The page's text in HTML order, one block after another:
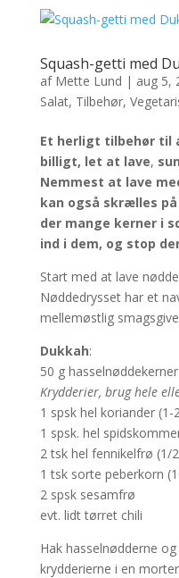
Squash-getti med
af Mette Lund | aug 5,
Salat, Tilbehør,
Et herligt tilbehør til
billigt, let at lave,
Nemmest at lave
kan også skrælles
der mange kerner i
ind i dem, og stop
Start med at lave
Nøddedrysset har et
mellemøstlig
Dukkah:
50 g
Krydderier, brug hele
1 spsk hel koriander
1 spsk. hel
2 tsk hel fennikelfrø (1/
1 tsk sorte peberkorn
2 spsk sesamfrø
evt. lidt tørret chili
Hak hasselnødderne
krydderierne i en